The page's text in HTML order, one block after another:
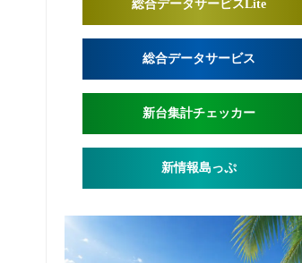
総合データサービスLite
総合データサービス
新台集計チェッカー
新情報島っぷ